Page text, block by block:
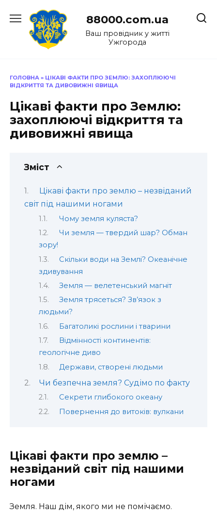
до
88000.com.ua
Ваш провідник у житті
Ужгорода
ГОЛОВНА » ЦІКАВІ ФАКТИ ПРО ЗЕМЛЮ: ЗАХОПЛЮЮЧІ
ВІДКРИТТЯ ТА ДИВОВИЖНІ ЯВИЩА
Цікаві факти про Землю:
захоплюючі відкриття та
дивовижні явища
Зміст
Цікаві факти про землю – незвіданий
світ під нашими ногами
Чому земля куляста?
Чи земля — твердий шар? Обман
зору!
Скільки води на Землі? Океанічне
здивування
Земля — велетенський магніт
Земля трясеться? Зв’язок з
людьми?
Багатоликі рослини і тварини
Відмінності континентів:
геологічне диво
Держави, створені людьми
Чи безпечна земля? Судімо по факту
Секрети глибокого океану
Повернення до витоків: вулкани
Цікаві факти про землю –
незвіданий світ під нашими
ногами
Земля. Наш дім, якого ми не помічаємо.